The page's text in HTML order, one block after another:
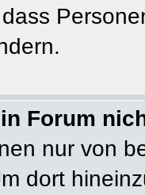
Forum
nur von
dort